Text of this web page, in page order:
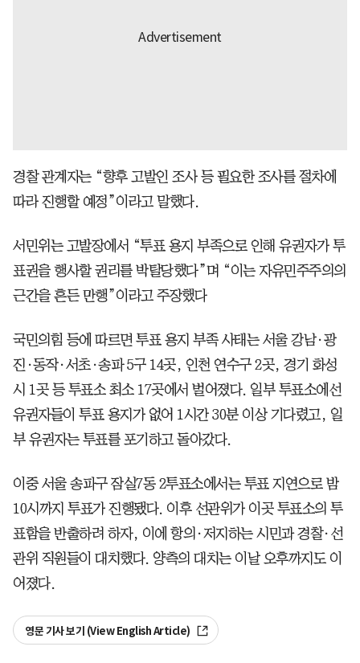
경찰 관계자는 “향후 고발인 조사 등 필요한 조사를 절차에
따라 진행할 예정”이라고 말했다.
서민위는 고발장에서 “투표 용지 부족으로 인해 유권자가 투
표권을 행사할 권리를 박탈당했다”며 “이는 자유민주주의의
근간을 흔든 만행”이라고 주장했다
국민의힘 등에 따르면 투표 용지 부족 사태는 서울 강남·광
진·동작·서초·송파 5구 14곳, 인천 연수구 2곳, 경기 화성
시 1곳 등 투표소 최소 17곳에서 벌어졌다. 일부 투표소에선
유권자들이 투표 용지가 없어 1시간 30분 이상 기다렸고, 일
부 유권자는 투표를 포기하고 돌아갔다.
이중 서울 송파구 잠실7동 2투표소에서는 투표 지연으로 밤
10시까지 투표가 진행됐다. 이후 선관위가 이곳 투표소의 투
표함을 반출하려 하자, 이에 항의·저지하는 시민과 경찰·선
관위 직원들이 대치했다. 양측의 대치는 이날 오후까지도 이
어졌다.
영문 기사 보기 (View English Article)